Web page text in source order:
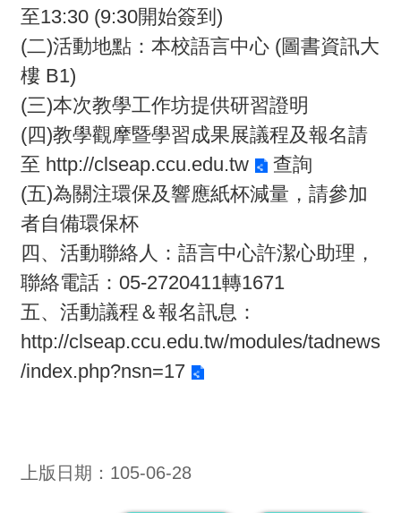
站
回
首
頁
網
站
導
覽
至13:30 (9:30開始簽到)
(二)活動地點：本校語言中心 (圖書資訊大
樓 B1)
(三)本次教學工作坊提供研習證明
(四)教學觀摩暨學習成果展議程及報名請
至 http://clseap.ccu.edu.tw
查詢
(五)為關注環保及響應紙杯減量，請參加
者自備環保杯
四、活動聯絡人：語言中心許潔心助理，
聯絡電話：05-2720411轉1671
五、活動議程＆報名訊息：
http://clseap.ccu.edu.tw/modules/tadnews
/index.php?nsn=17
上版日期：105-06-28